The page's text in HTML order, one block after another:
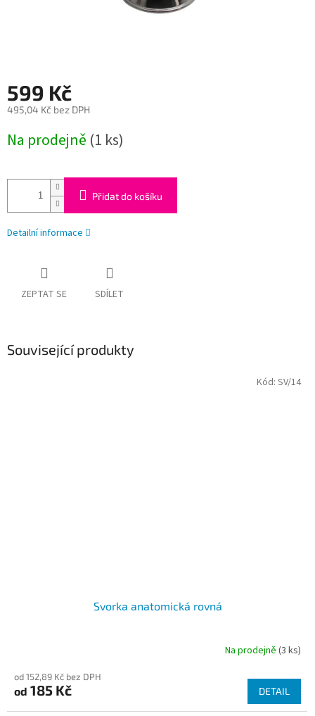
599 Kč
495,04 Kč bez DPH
cena:
Na prodejně (1 ks)
Přidat do košíku
Detailní informace
ZEPTAT SE SDÍLET
Související produkty
Svorka anatomická rovná
Na prodejně (3 ks)
od 152,89 Kč bez DPH
od 185 Kč DETAIL
Kód: SV/14